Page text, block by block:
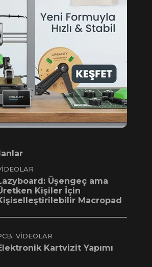
Üşengeç ama
Kişiler İçin
Macropad
, VIDEOLAR
Kartvizit Yapımı